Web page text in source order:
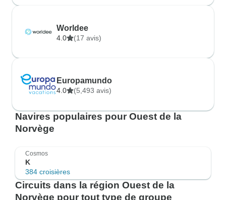
Worldee
4.0 (17 avis)
Europamundo
4.0 (5,493 avis)
Navires populaires pour Ouest de la
Norvège
Cosmos
K
384 croisières
Circuits dans la région Ouest de la
Norvège pour tout type de groupe